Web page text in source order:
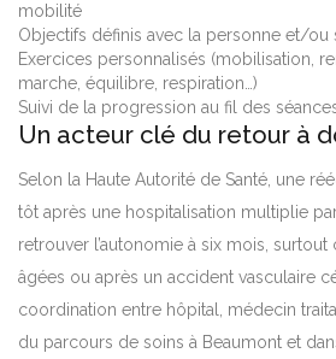
mobilité
Objectifs définis avec la personne et/ou
Exercices personnalisés (mobilisation,
marche, équilibre, respiration…)
Suivi de la progression au fil des
Un acteur clé du retour à
Selon la Haute Autorité de Santé, une
tôt après une hospitalisation multiplie
retrouver l’autonomie à six mois,
âgées ou après un accident vasculaire
coordination entre hôpital, médecin
du parcours de soins à Beaumont et